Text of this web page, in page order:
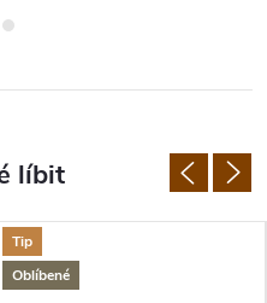
Tip
Oblíbené